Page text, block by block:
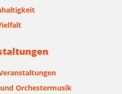
Orchestermusik